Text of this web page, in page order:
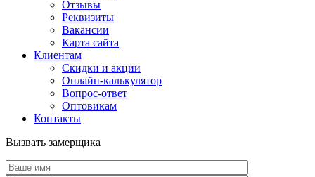
Отзывы
Реквизиты
Вакансии
Карта сайта
Клиентам
Скидки и акции
Онлайн-калькулятор
Вопрос-ответ
Оптовикам
Контакты
Вызвать замерщика